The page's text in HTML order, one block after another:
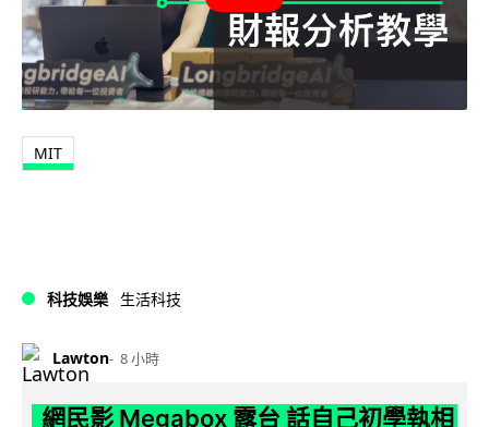
MIT
科技娛樂 生活科技
Lawton 8 小時
網民影 Megabox 露台 話自己初學執相